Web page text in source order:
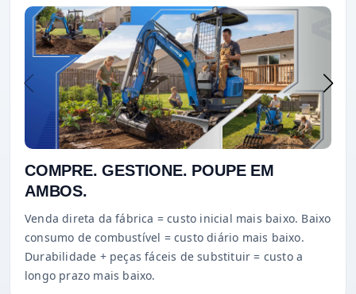
COMPRE. GESTIONE. POUPE EM
AMBOS.
Venda direta da fábrica = custo inicial mais baixo. Baixo
consumo de combustível = custo diário mais baixo.
Durabilidade + peças fáceis de substituir = custo a
longo prazo mais baixo.